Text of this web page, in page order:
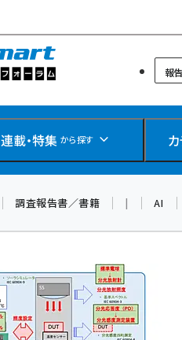
スマートグリッド
報
連載・特集 から探す
調査報告書／書籍 | AI